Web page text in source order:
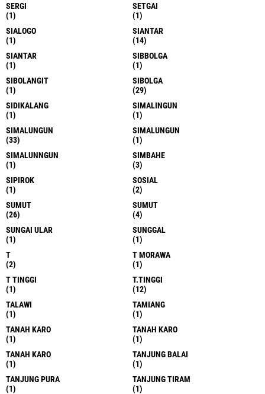
SERGI
(1)
SETGAI
(1)
SIALOGO
(1)
SIANTAR
(14)
SIANTAR
(1)
SIBBOLGA
(1)
SIBOLANGIT
(1)
SIBOLGA
(29)
SIDIKALANG
(1)
SIMALINGUN
(1)
SIMALUNGUN
(33)
SIMALUNGUN
(1)
SIMALUNNGUN
(1)
SIMBAHE
(3)
SIPIROK
(1)
SOSIAL
(2)
SUMUT
(26)
SUMUT
(4)
SUNGAI ULAR
(1)
SUNGGAL
(1)
T
(2)
T MORAWA
(1)
T TINGGI
(1)
T.TINGGI
(12)
TALAWI
(1)
TAMIANG
(1)
TANAH KARO
(1)
TANAH KARO
(1)
TANAH KARO
(1)
TANJUNG BALAI
(1)
TANJUNG PURA
(1)
TANJUNG TIRAM
(1)